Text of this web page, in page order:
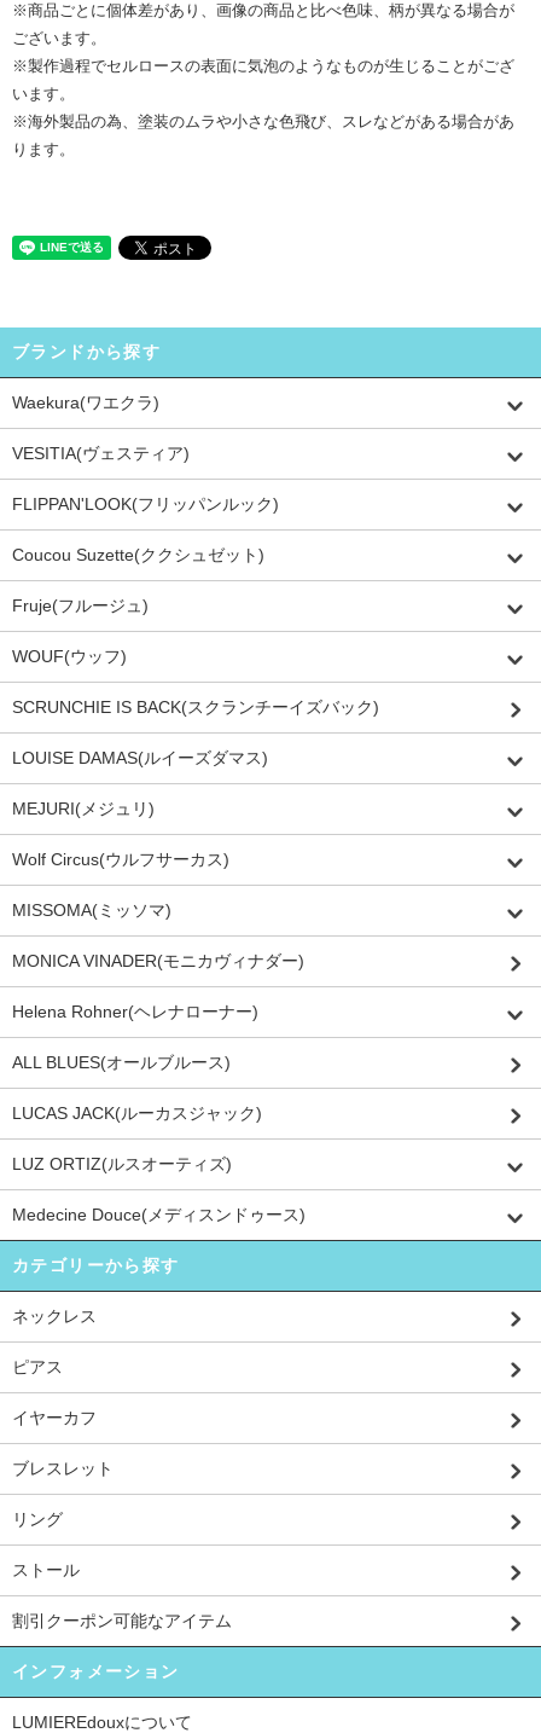
※商品ごとに個体差があり、画像の商品と比べ色味、柄が異なる場合が
ございます。
※製作過程でセルロースの表面に気泡のようなものが生じることがござ
います。
※海外製品の為、塗装のムラや小さな色飛び、スレなどがある場合があ
ります。
ブランドから探す
Waekura(ワエクラ)
VESITIA(ヴェスティア)
FLIPPAN'LOOK(フリッパンルック)
Coucou Suzette(ククシュゼット)
Fruje(フルージュ)
WOUF(ウッフ)
SCRUNCHIE IS BACK(スクランチーイズバック)
LOUISE DAMAS(ルイーズダマス)
MEJURI(メジュリ)
Wolf Circus(ウルフサーカス)
MISSOMA(ミッソマ)
MONICA VINADER(モニカヴィナダー)
Helena Rohner(ヘレナローナー)
ALL BLUES(オールブルース)
LUCAS JACK(ルーカスジャック)
LUZ ORTIZ(ルスオーティズ)
Medecine Douce(メディスンドゥース)
カテゴリーから探す
ネックレス
ピアス
イヤーカフ
ブレスレット
リング
ストール
割引クーポン可能なアイテム
インフォメーション
LUMIEREdouxについて